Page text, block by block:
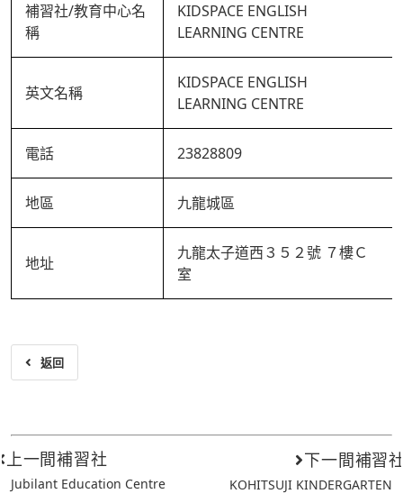
補習社/教育中心名
稱
KIDSPACE ENGLISH
LEARNING CENTRE
英文名稱
KIDSPACE ENGLISH
LEARNING CENTRE
電話 23828809
地區 九龍城區
地址
九龍太子道西３５２號 ７樓Ｃ
室
返回
上一間補習社
Jubilant Education Centre
下一間補習
KOHITSUJI KINDERGARTEN